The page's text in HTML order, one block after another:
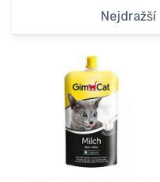
Nejdražší